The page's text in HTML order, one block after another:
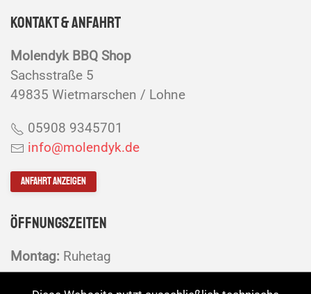
Kontakt & Anfahrt
Molendyk BBQ Shop
Sachsstraße 5
49835 Wietmarschen / Lohne
05908 9345701
info@molendyk.de
Anfahrt anzeigen
Öffnungszeiten
Montag: Ruhetag